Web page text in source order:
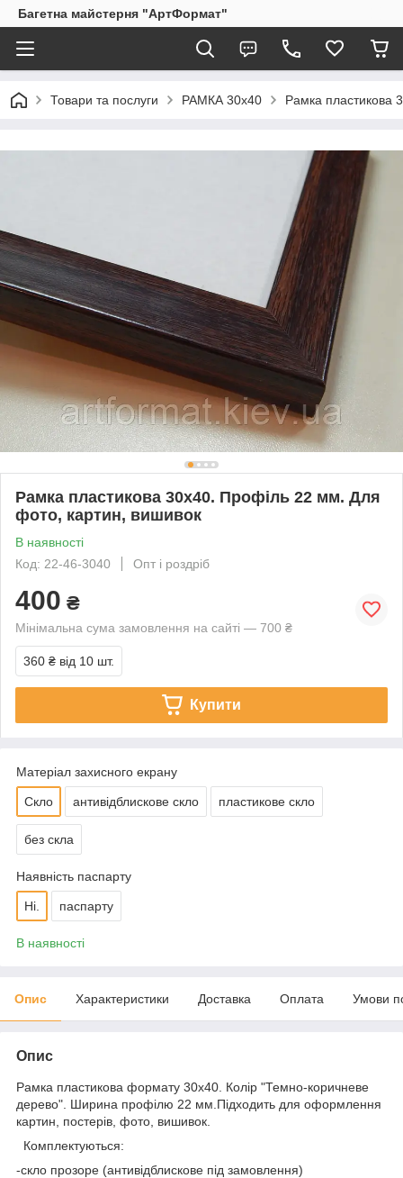
Багетна майстерня "АртФормат"
Товари та послуги РАМКА 30х40 Рамка пластикова
Рамка пластикова 30х40. Профіль 22 мм. Для
фото, картин, вишивок
В наявності
Код: 22-46-3040
Опт і роздріб
400 ₴
Мінімальна сума замовлення на сайті — 700 ₴
360 ₴ від 10 шт.
Купити
Матеріал захисного екрану
Скло антивідблискове скло пластикове скло
без скла
Наявність паспарту
Ні. паспарту
В наявності
Опис Характеристики Доставка Оплата Умови
Опис
Рамка пластикова формату 30х40. Колір "Темно-коричневе
дерево". Ширина профілю 22 мм.Підходить для оформлення
картин, постерів, фото, вишивок.
Комплектуються:
-скло прозоре (антивідблискове під замовлення)